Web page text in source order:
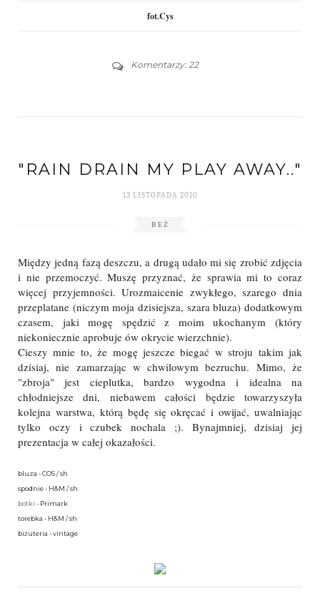
fot.Cys
Komentarzy: 22
"RAIN DRAIN MY PLAY AWAY.."
13 LISTOPADA 2010
BEŻ
Między jedną fazą deszczu, a drugą udało mi się zrobić zdjęcia
i nie przemoczyć. Muszę przyznać, że sprawia mi to coraz
więcej przyjemności. Urozmaicenie zwykłego, szarego dnia
przeplatane (niczym moja dzisiejsza, szara bluza) dodatkowym
czasem, jaki mogę spędzić z moim ukochanym (który
niekoniecznie aprobuje ów okrycie wierzchnie).
Cieszy mnie to, że mogę jeszcze biegać w stroju takim jak
dzisiaj, nie zamarzając w chwilowym bezruchu. Mimo, że
"zbroja" jest cieplutka, bardzo wygodna i idealna na
chłodniejsze dni, niebawem całości będzie towarzyszyła
kolejna warstwa, którą będę się okręcać i owijać, uwalniając
tylko oczy i czubek nochala ;). Bynajmniej, dzisiaj jej
prezentacja w całej okazałości.
bluza - COS / sh
spodnie - H&M / sh
botki - Primark
torebka - H&M / sh
biżuteria - vintage